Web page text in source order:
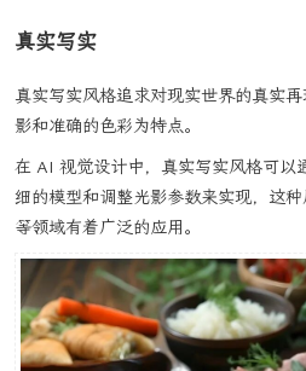
真实写实风格追求对现实世界的真实再
影和准确的色彩为特点。
在 AI 视觉设计中，真实写实风格可以
细的模型和调整光影参数来实现，这种
等领域有着广泛的应用。